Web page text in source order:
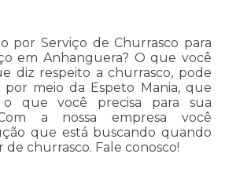
por Serviço de Churrasco para
em Anhanguera? O que você
diz respeito a churrasco, pode
meio da Espeto Mania, que
o que você precisa para sua
a nossa empresa você
que está buscando quando
de churrasco. Fale conosco!